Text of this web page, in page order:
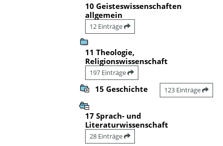
10 Geisteswissenschaften
allgemein
12 Einträge
11 Theologie,
Religionswissenschaft
197 Einträge
15 Geschichte 123 Einträge
17 Sprach- und
Literaturwissenschaft
28 Einträge